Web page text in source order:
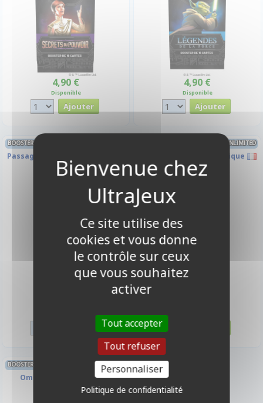
4,90 €
Disponible
4,90 €
Disponible
BOOSTER FRANÇAIS STAR WARS UNLIMITED
Passage en Vitesse Lumière
BOOSTER FRANÇAIS STAR WARS UNLIMITED
Crépuscule de la République
BOOSTER FRANÇAIS STAR WARS UNLIMITED
Ombres de la Galaxie
Ce site utilise des
cookies et vous donne
le contrôle sur ceux
que vous souhaitez
activer
Tout accepter
Tout refuser
Personnaliser
Politique de confidentialité